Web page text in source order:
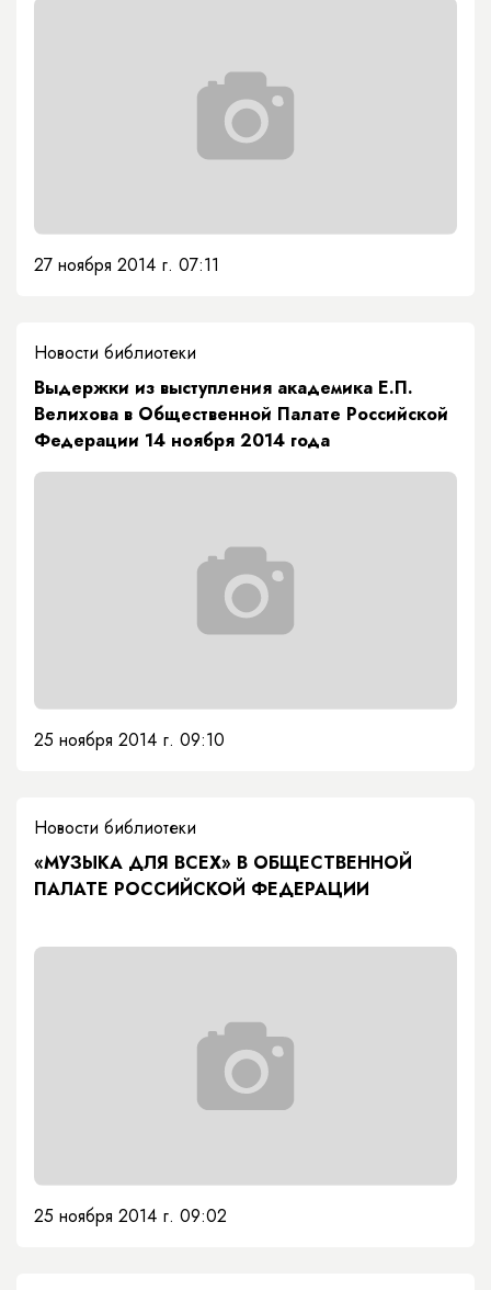
27 ноября 2014 г. 07:11
Новости библиотеки
Выдержки из выступления академика Е.П.
Велихова в Общественной Палате Российской
Федерации 14 ноября 2014 года
25 ноября 2014 г. 09:10
Новости библиотеки
«МУЗЫКА ДЛЯ ВСЕХ» В ОБЩЕСТВЕННОЙ
ПАЛАТЕ РОССИЙСКОЙ ФЕДЕРАЦИИ
25 ноября 2014 г. 09:02